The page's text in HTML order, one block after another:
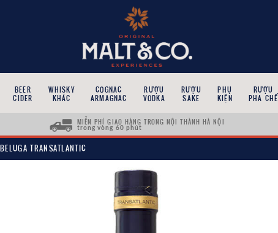
BEER
CIDER
WHISKY
KHÁC
COGNAC
ARMAGNAC
RƯỢU
VODKA
RƯỢU
SAKE
PHỤ
KIỆN
RƯỢU
PHA CHẾ
MIỄN PHÍ GIAO HÀNG TRONG NỘI THÀNH HÀ NỘI
trong vòng 60 phút
BELUGA TRANSATLANTIC